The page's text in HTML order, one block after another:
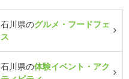
石川県のグルメ・フードフェ
ス
石川県の体験イベント・アク